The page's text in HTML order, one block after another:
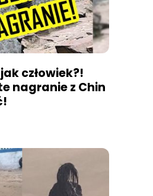
człowiek?!
nagranie z Chin